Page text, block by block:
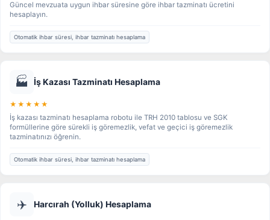
Güncel mevzuata uygun ihbar süresine göre ihbar tazminatı ücretini
hesaplayın.
Otomatik ihbar süresi, ihbar tazminatı hesaplama
🏭 İş Kazası Tazminatı Hesaplama
★★★★★
İş kazası tazminatı hesaplama robotu ile TRH 2010 tablosu ve SGK
formüllerine göre sürekli iş göremezlik, vefat ve geçici iş göremezlik
tazminatınızı öğrenin.
Otomatik ihbar süresi, ihbar tazminatı hesaplama
✈️ Harcırah (Yolluk) Hesaplama